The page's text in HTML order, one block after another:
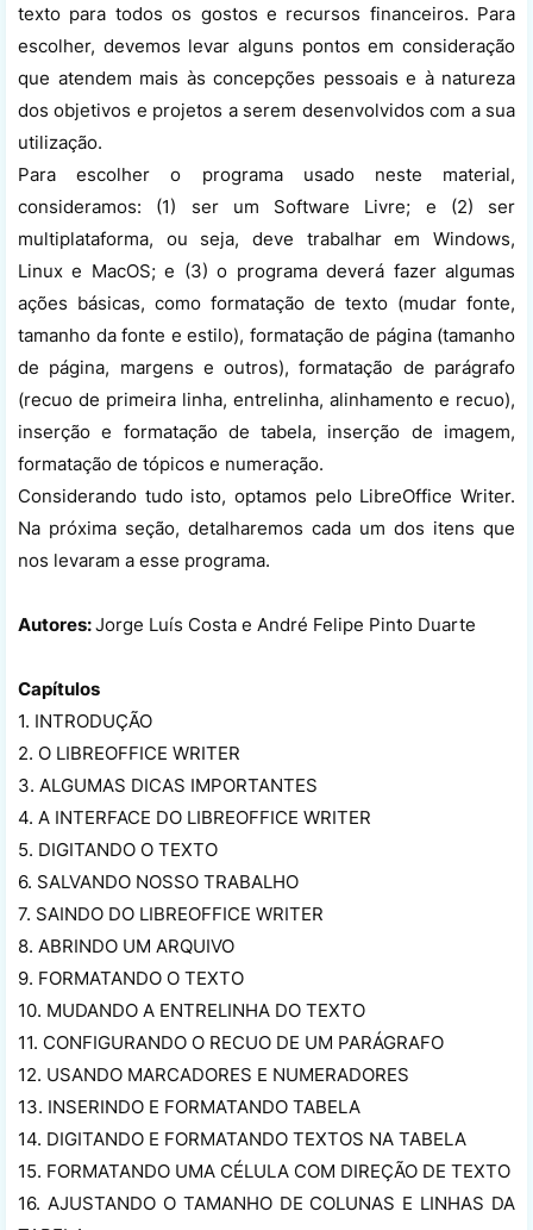
texto para todos os gostos e recursos financeiros. Para
escolher, devemos levar alguns pontos em consideração
que atendem mais às concepções pessoais e à natureza
dos objetivos e projetos a serem desenvolvidos com a sua
utilização.
Para escolher o programa usado neste material,
consideramos: (1) ser um Software Livre; e (2) ser
multiplataforma, ou seja, deve trabalhar em Windows,
Linux e MacOS; e (3) o programa deverá fazer algumas
ações básicas, como formatação de texto (mudar fonte,
tamanho da fonte e estilo), formatação de página (tamanho
de página, margens e outros), formatação de parágrafo
(recuo de primeira linha, entrelinha, alinhamento e recuo),
inserção e formatação de tabela, inserção de imagem,
formatação de tópicos e numeração.
Considerando tudo isto, optamos pelo LibreOffice Writer.
Na próxima seção, detalharemos cada um dos itens que
nos levaram a esse programa.
Autores:Jorge Luís Costa e André Felipe Pinto Duarte
Capítulos
1. INTRODUÇÃO
2. O LIBREOFFICE WRITER
3. ALGUMAS DICAS IMPORTANTES
4. A INTERFACE DO LIBREOFFICE WRITER
5. DIGITANDO O TEXTO
6. SALVANDO NOSSO TRABALHO
7. SAINDO DO LIBREOFFICE WRITER
8. ABRINDO UM ARQUIVO
9. FORMATANDO O TEXTO
10. MUDANDO A ENTRELINHA DO TEXTO
11. CONFIGURANDO O RECUO DE UM PARÁGRAFO
12. USANDO MARCADORES E NUMERADORES
13. INSERINDO E FORMATANDO TABELA
14. DIGITANDO E FORMATANDO TEXTOS NA TABELA
15. FORMATANDO UMA CÉLULA COM DIREÇÃO DE TEXTO
16. AJUSTANDO O TAMANHO DE COLUNAS E LINHAS DA